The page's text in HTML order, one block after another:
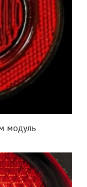
модуль